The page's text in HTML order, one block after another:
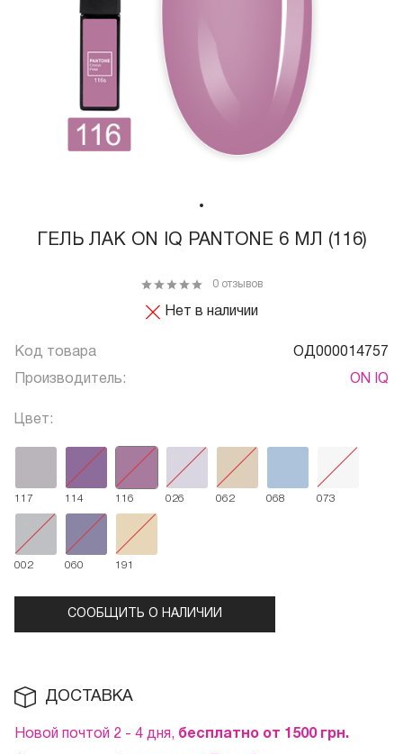
ГЕЛЬ ЛАК ON IQ PANTONE 6 МЛ (116)
Нет в наличии
0 отзывов
Код товара ОД000014757
Производитель: ON IQ
Цвет:
117 114 116 026 062 068 073
002 060 191
СООБЩИТЬ О НАЛИЧИИ
ДОСТАВКА
Новой почтой 2 - 4 дня, бесплатно от 1500 грн.